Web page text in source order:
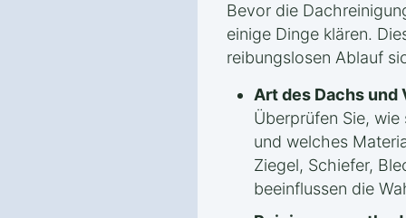
Bevor die
einige Dinge klären.
reibungslosen Ablauf
Art des Dachs
Überprüfen Sie,
und welches
Ziegel, Schiefer,
beeinflussen die